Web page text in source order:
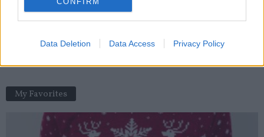
Data Deletion Data Access Privacy Policy
alimentation ?
news - 7 novembre 2022
Covid-19 : La priorisation des tests « ne fonctionne plus »
My Favorites